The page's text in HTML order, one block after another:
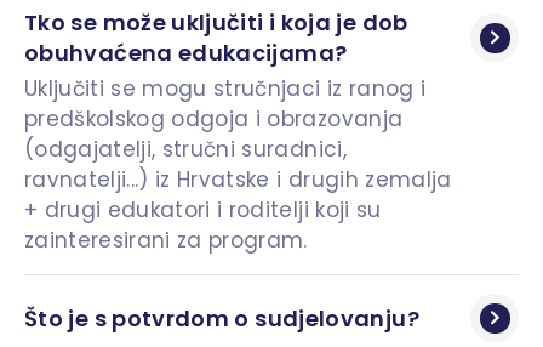
Tko se može uključiti i koja je dob
obuhvaćena edukacijama?
Uključiti se mogu stručnjaci iz ranog i
predškolskog odgoja i obrazovanja
(odgajatelji, stručni suradnici,
ravnatelji...) iz Hrvatske i drugih zemalja
+ drugi edukatori i roditelji koji su
zainteresirani za program.
Što je s potvrdom o sudjelovanju?